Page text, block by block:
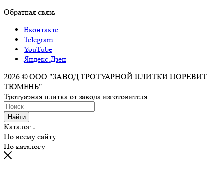
Обратная связь
Вконтакте
Telegram
YouTube
Яндекс.Дзен
2026 © ООО "ЗАВОД ТРОТУАРНОЙ ПЛИТКИ ПОРЕВИТ.
ТЮМЕНЬ"
Тротуарная плитка от завода изготовителя.
Найти
Каталог
По всему сайту
По каталогу